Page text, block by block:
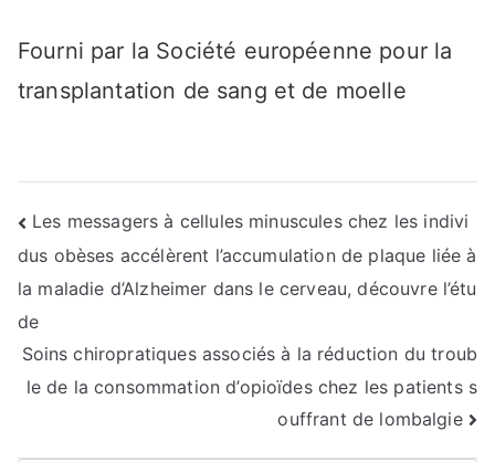
Fourni par la Société européenne pour la
transplantation de sang et de moelle
Navigation
de
l’article
Les messagers à cellules minuscules chez les indivi
dus obèses accélèrent l’accumulation de plaque liée à
la maladie d’Alzheimer dans le cerveau, découvre l’étu
de
Soins chiropratiques associés à la réduction du troub
le de la consommation d’opioïdes chez les patients s
ouffrant de lombalgie